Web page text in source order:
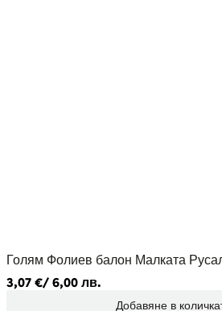
Голям Фолиев балон Малката
3,07 €/ 6,00 лв.
Добавяне в